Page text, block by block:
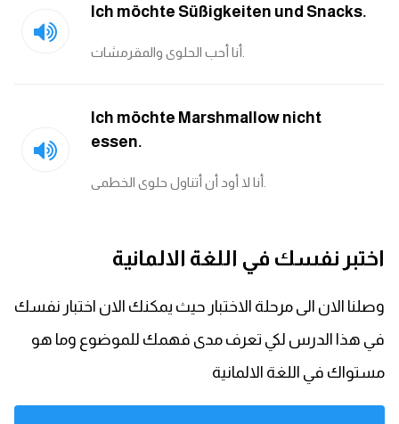
Ich möchte Süßigkeiten und Snacks.
Ich möchte Marshmallow nicht
essen.
اختبر نفسك في اللغة الالمانية
وصلنا الان الى مرحلة الاختبار حيث يمكنك الان اختبار نفسك
في هذا الدرس لكي تعرف مدى فهمك للموضوع وما هو
مستواك في اللغة الالمانية